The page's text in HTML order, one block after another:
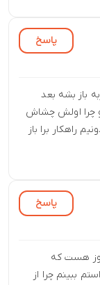
پاسخ
باز بشه بعد
چرا اولش چشاش
راهکار برا باز
پاسخ
هست که
ببینم چرا از